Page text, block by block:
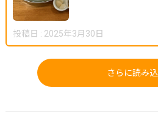
投稿日 : 2025年3月30日
さらに読み